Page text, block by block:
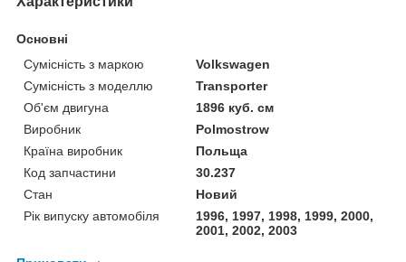
Основні
Сумісність з маркою
Volkswagen
Сумісність з моделлю
Transporter
Об'єм двигуна
1896 куб. см
Виробник
Polmostrow
Країна виробник
Польща
Код запчастини
30.237
Стан
Новий
Рік випуску автомобіля
1996, 1997, 1998, 1999, 2000,
2001, 2002, 2003